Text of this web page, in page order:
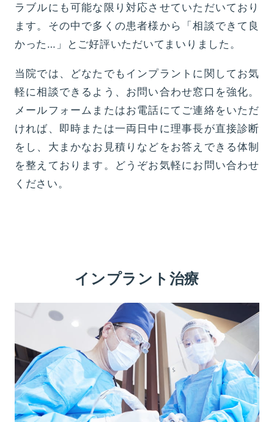
ラブルにも可能な限り対応させていただいており
ます。その中で多くの患者様から「相談できて良
かった…」とご好評いただいてまいりました。
当院では、どなたでもインプラントに関してお気
軽に相談できるよう、お問い合わせ窓口を強化。
メールフォームまたはお電話にてご連絡をいただ
ければ、即時または一両日中に理事長が直接診断
をし、大まかなお見積りなどをお答えできる体制
を整えております。どうぞお気軽にお問い合わせ
ください。
インプラント治療